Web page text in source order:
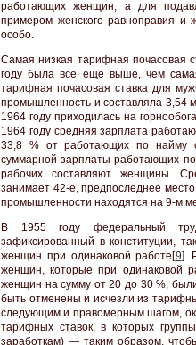
работающих женщин, а для
примером женского равноправия и
особо.
Самая низкая тарифная почасовая
году была все еще выше, чем
тарифная почасовая ставка для
промышленность и составляла 3,54
1964 году приходилась на
1964 году средняя зарплата
33,8 % от работающих по найму
суммарной зарплаты работающих
рабочих составляют женщины.
занимает 42-е, предпоследнее
промышленности находятся на 9-м
В 1955 году федеральный
зафиксированный в конституции,
женщин при одинаковой работе[9].
женщин, которые при одинаковой
женщин на сумму от 20 до 30 %,
быть отменены и исчезли из
следующим и правомерным шагом,
тарифных ставок, в которых
заработкам) — таким образом,